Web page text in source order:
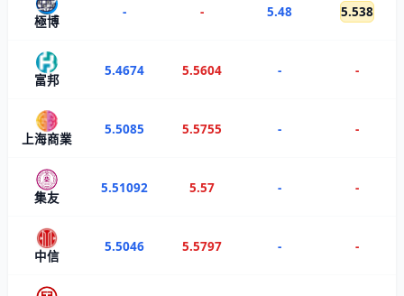
極博
- - 5.48 5.538
富邦
5.4674 5.5604 - -
上海商業
5.5085 5.5755 - -
集友
5.51092 5.57 - -
中信
5.5046 5.5797 - -